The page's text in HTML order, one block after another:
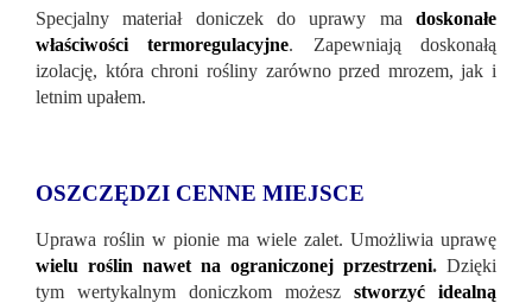
Specjalny materiał doniczek do uprawy ma doskonałe
właściwości termoregulacyjne. Zapewniają doskonałą
izolację, która chroni rośliny zarówno przed mrozem, jak i
letnim upałem.
OSZCZĘDZI CENNE MIEJSCE
Uprawa roślin w pionie ma wiele zalet. Umożliwia uprawę
wielu roślin nawet na ograniczonej przestrzeni. Dzięki
tym wertykalnym doniczkom możesz stworzyć idealną